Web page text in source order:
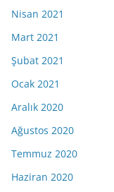
Nisan 2021
Mart 2021
Şubat 2021
Ocak 2021
Aralık 2020
Ağustos 2020
Temmuz 2020
Haziran 2020